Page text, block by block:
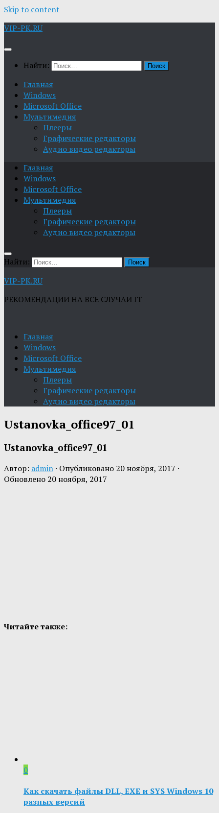
Skip to content
VIP-PK.RU
Найти:
Главная
Windows
Microsoft Office
Мультимедия
Плееры
Графические редакторы
Aудио видео редакторы
Главная
Windows
Microsoft Office
Мультимедия
Плееры
Графические редакторы
Aудио видео редакторы
Найти:
VIP-PK.RU
РЕКОМЕНДАЦИИ НА ВСЕ СЛУЧАИ IT
Главная
Windows
Microsoft Office
Мультимедия
Плееры
Графические редакторы
Aудио видео редакторы
Ustanovka_office97_01
Ustanovka_office97_01
Автор: admin · Опубликовано 20 ноября, 2017 ·
Обновлено 20 ноября, 2017
Читайте также:
0
Как скачать файлы DLL, EXE и SYS Windows 10
разных версий